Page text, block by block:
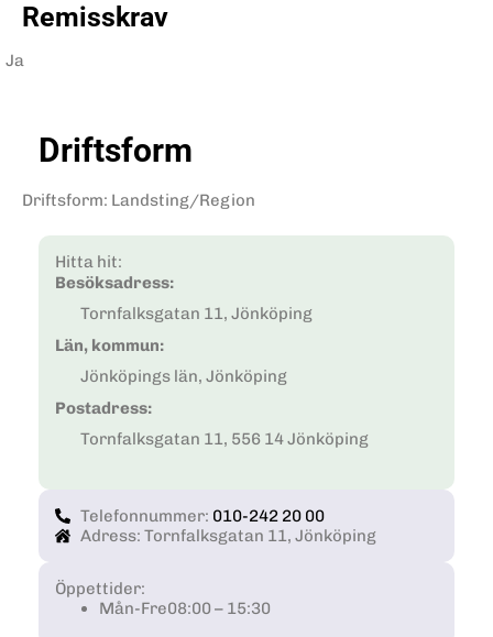
Remisskrav
Ja
Driftsform
Driftsform: Landsting/Region
Hitta hit:
Besöksadress:
Tornfalksgatan 11, Jönköping
Län, kommun:
Jönköpings län, Jönköping
Postadress:
Tornfalksgatan 11, 556 14 Jönköping
Telefonnummer: 010-242 20 00
Adress: Tornfalksgatan 11, Jönköping
Öppettider:
Mån-Fre08:00 – 15:30